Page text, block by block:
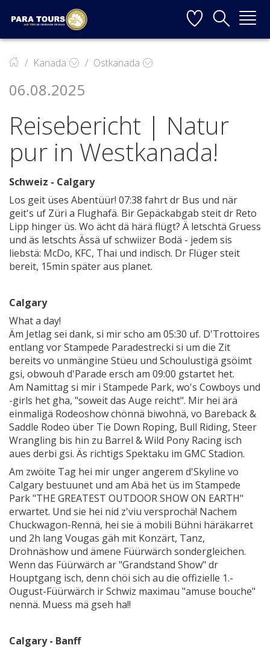
Startseite
Weiter zur Hauptnavigation
Weiter zum Inhalt
Weiter zur Kontaktseite
Kanada Ostkanada
06.08.2025
Reisebericht | Natur
pur in Westkanada!
Schweiz - Calgary
Los geit üses Abentüür! 07:38 fahrt dr Bus und när
geit's uf Züri a Flughafä. Bir Gepäckabgab steit dr Reto
Lipp hinger üs. Wo ächt dä härä flügt? Ä letschtä Gruess
und äs letschts Ässä uf schwiizer Bodä - jedem sis
liebstä: McDo, KFC, Thai und indisch. Dr Flüger steit
bereit, 15min später aus planet.
Calgary
What a day!
Äm Jetlag sei dank, si mir scho am 05:30 uf. D'Trottoires
entlang vor Stampede Paradestrecki si um die Zit
bereits vo unmängine Stüeu und Schoulustigä gsöimt
gsi, obwouh d'Parade ersch am 09:00 gstartet het.
Am Namittag si mir i Stampede Park, wo's Cowboys und
-girls het gha, "soweit das Auge reicht". Mir hei ärä
einmaligä Rodeoshow chönnä biwohnä, vo Bareback &
Saddle Rodeo über Tie Down Roping, Bull Riding, Steer
Wrangling bis hin zu Barrel & Wild Pony Racing isch
aues derbi gsi. Äs richtigs Spektaku im GMC Stadion.
Am zwöite Tag hei mir unger angerem d'Skyline vo
Calgary bestuunet und am Abä het üs im Stampede
Park "THE GREATEST OUTDOOR SHOW ON EARTH"
erwartet. Und sie hei nid z'viu versprochä! Nachem
Chuckwagon-Rennä, hei sie ä mobili Bühni häräkarret
und 2h lang Vougas gäh mit Konzärt, Tanz,
Drohnäshow und ämene Füürwärch sondergleichen.
Wenn das Füürwärch ar "Grandstand Show" dr
Houptgang isch, denn chöi sich au die offizielle 1.-
Ougust-Füürwärch ir Schwiz maximau "amuse bouche"
nennä. Muess mä gseh ha!!
Calgary - Banff